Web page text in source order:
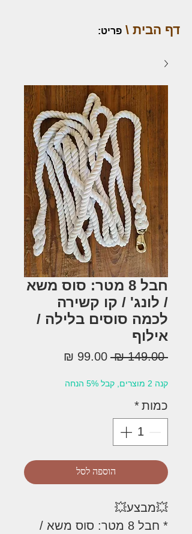
דף הבית \ פריט:
חבל 8 מטר: סוס משא
/ לונג' / קו קשירה
לכמה סוסים בלילה /
אילוף
‏149.00 ‏₪
מחיר
קנה 2 מוצרים, קבל 5% הנחה
כמות*
הוספה לסל
💥מבצע💥
* חבל 8 מטר: סוס משא /